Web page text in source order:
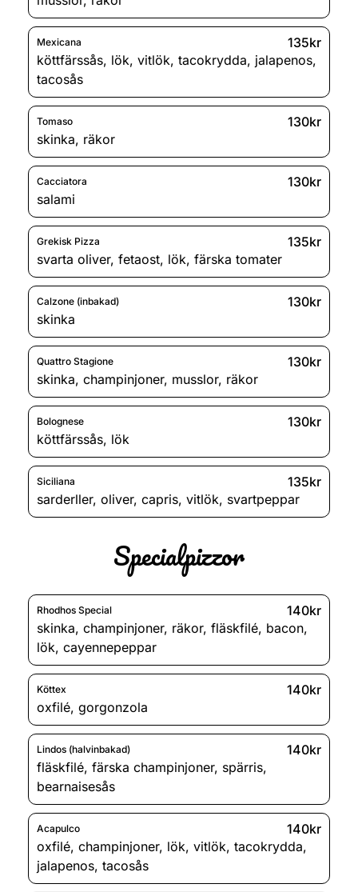
Mexicana
135kr
köttfärssås, lök, vitlök, tacokrydda, jalapenos,
tacosås
Tomaso
130kr
skinka, räkor
Cacciatora
130kr
salami
Grekisk Pizza
135kr
svarta oliver, fetaost, lök, färska tomater
Calzone (inbakad)
130kr
skinka
Quattro Stagione
130kr
skinka, champinjoner, musslor, räkor
Bolognese
130kr
köttfärssås, lök
Siciliana
135kr
sarderller, oliver, capris, vitlök, svartpeppar
Specialpizzor
Rhodhos Special
140kr
skinka, champinjoner, räkor, fläskfilé, bacon,
lök, cayennepeppar
Köttex
140kr
oxfilé, gorgonzola
Lindos (halvinbakad)
140kr
fläskfilé, färska champinjoner, spärris,
bearnaisesås
Acapulco
140kr
oxfilé, champinjoner, lök, vitlök, tacokrydda,
jalapenos, tacosås